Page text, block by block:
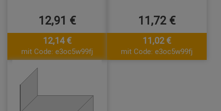
12,91 €
12,14 €
mit Code: e3oc5w99fj
11,72 €
11,02 €
mit Code: e3oc5w99fj